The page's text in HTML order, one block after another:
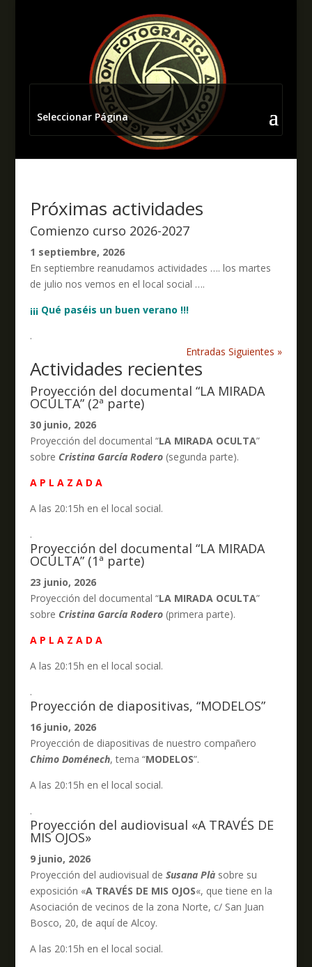
Seleccionar Página
Próximas actividades
Comienzo curso 2026-2027
1 septiembre, 2026
En septiembre reanudamos actividades …. los martes
de julio nos vemos en el local social ….
¡¡¡ Qué paséis un buen verano !!!
.
Entradas Siguientes »
Actividades recientes
Proyección del documental “LA MIRADA
OCULTA” (2ª parte)
30 junio, 2026
Proyección del documental “LA MIRADA OCULTA”
sobre Cristina García Rodero(segunda parte).
A P L A Z A D A
A las 20:15h en el local social.
.
Proyección del documental “LA MIRADA
OCULTA” (1ª parte)
23 junio, 2026
Proyección del documental “LA MIRADA OCULTA”
sobre Cristina García Rodero(primera parte).
A P L A Z A D A
A las 20:15h en el local social.
.
Proyección de diapositivas, “MODELOS”
16 junio, 2026
Proyección de diapositivas de nuestro compañero
Chimo Doménech, tema “MODELOS”.
A las 20:15h en el local social.
.
Proyección del audiovisual «A TRAVÉS DE
MIS OJOS»
9 junio, 2026
Proyección del audiovisual de Susana Plàsobre su
exposición «A TRAVÉS DE MIS OJOS«, que tiene en la
Asociación de vecinos de la zona Norte, c/ San Juan
Bosco, 20, de aquí de Alcoy.
A las 20:15h en el local social.